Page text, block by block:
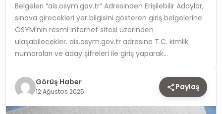
TEKNOLOJI
YAŞAM
Belgeleri “ais.osym.gov.tr” Adresinden Erişilebilir Adaylar,
sınava girecekleri yer bilgisini gösteren giriş belgelerine
ÖSYM’nin resmi internet sitesi üzerinden
ulaşabilecekler. ais.osym.gov.tr adresine T.C. kimlik
numaraları ve aday şifreleri ile giriş yaparak…
Görüş Haber
12 Ağustos 2025 Paylaş